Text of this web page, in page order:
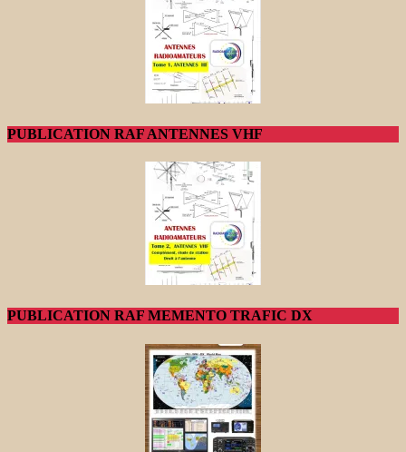
PUBLICATION RAF ANTENNES VHF
PUBLICATION RAF MEMENTO TRAFIC DX